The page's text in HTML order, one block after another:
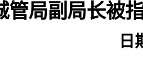
管局副局长被
日